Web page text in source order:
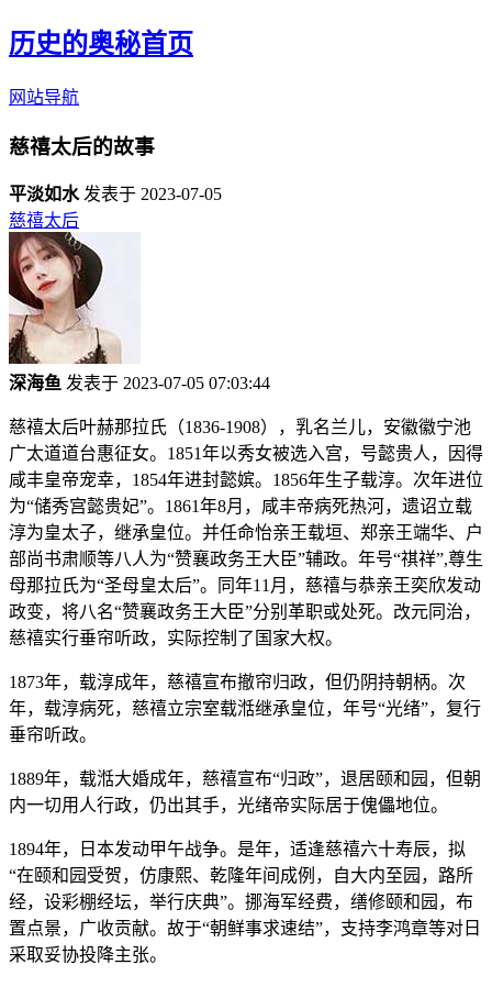
历史的奥秘首页
网站导航
慈禧太后的故事
平淡如水发表于 2023-07-05
慈禧太后
深海鱼 发表于 2023-07-05 07:03:44
慈禧太后叶赫那拉氏（1836-1908），乳名兰儿，安徽徽宁池
广太道道台惠征女。1851年以秀女被选入宫，号懿贵人，因得
咸丰皇帝宠幸，1854年进封懿嫔。1856年生子载淳。次年进位
为“储秀宫懿贵妃”。1861年8月，咸丰帝病死热河，遗诏立载
淳为皇太子，继承皇位。并任命怡亲王载垣、郑亲王端华、户
部尚书肃顺等八人为“赞襄政务王大臣”辅政。年号“祺祥”,尊生
母那拉氏为“圣母皇太后”。同年11月，慈禧与恭亲王奕欣发动
政变，将八名“赞襄政务王大臣”分别革职或处死。改元同治，
慈禧实行垂帘听政，实际控制了国家大权。
1873年，载淳成年，慈禧宣布撤帘归政，但仍阴持朝柄。次
年，载淳病死，慈禧立宗室载湉继承皇位，年号“光绪”，复行
垂帘听政。
1889年，载湉大婚成年，慈禧宣布“归政”，退居颐和园，但朝
内一切用人行政，仍出其手，光绪帝实际居于傀儡地位。
1894年，日本发动甲午战争。是年，适逢慈禧六十寿辰，拟
“在颐和园受贺，仿康熙、乾隆年间成例，自大内至园，路所
经，设彩棚经坛，举行庆典”。挪海军经费，缮修颐和园，布
置点景，广收贡献。故于“朝鲜事求速结”，支持李鸿章等对日
采取妥协投降主张。